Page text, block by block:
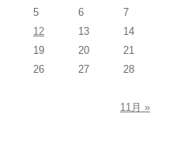
5 6
7
12 13
14
19 20
21
26 27
28
11月 »